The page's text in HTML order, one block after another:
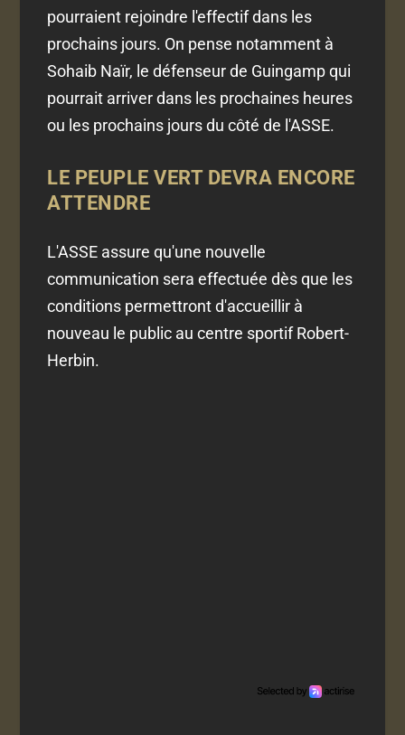
pourraient rejoindre l'effectif dans les
prochains jours. On pense notamment à
Sohaib Naïr, le défenseur de Guingamp qui
pourrait arriver dans les prochaines heures
ou les prochains jours du côté de l'ASSE.
LE PEUPLE VERT DEVRA ENCORE
ATTENDRE
L'ASSE assure qu'une nouvelle
communication sera effectuée dès que les
conditions permettront d'accueillir à
nouveau le public au centre sportif Robert-
Herbin.